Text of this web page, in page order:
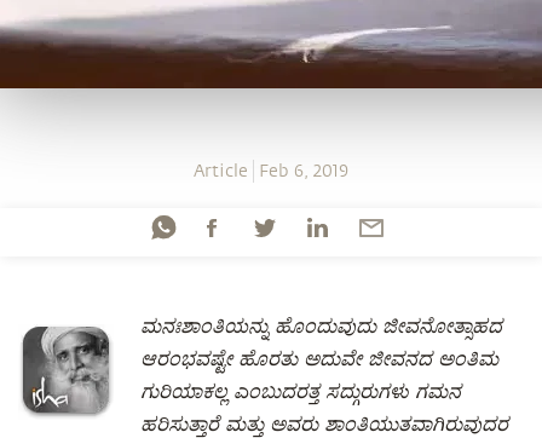
Article Feb 6, 2019
ಮನಃಶಾಂತಿಯನ್ನು ಹೊಂದುವುದು ಜೀವನೋತ್ಸಾಹದ
ಆರಂಭವಷ್ಟೇ ಹೊರತು ಅದುವೇ ಜೀವನದ ಅಂತಿಮ
ಗುರಿಯಾಕಲ್ಲ ಎಂಬುದರತ್ತ ಸದ್ಗುರುಗಳು ಗಮನ
ಹರಿಸುತ್ತಾರೆ ಮತ್ತು ಅವರು ಶಾಂತಿಯುತವಾಗಿರುವುದರ